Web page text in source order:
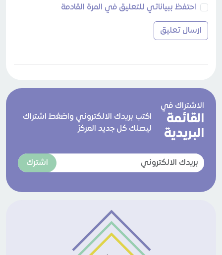
احتفظ ببياناتي للتعليق في المرة القادمة
الاشتراك في
القائمة
البريدية
اكتب بريدك الالكتروني واضغط اشتراك
ليصلك كل جديد المركز
اشترك